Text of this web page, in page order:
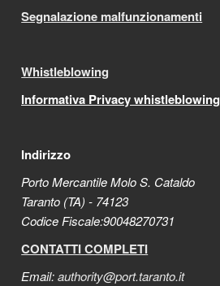
Segnalazione malfunzionamenti
Whistleblowing
Informativa Privacy whistleblowing
Indirizzo
Porto Mercantile Molo S. Cataldo
Taranto (TA) - 74123
Codice Fiscale:90048270731
CONTATTI COMPLETI
Email:authority@port.taranto.it